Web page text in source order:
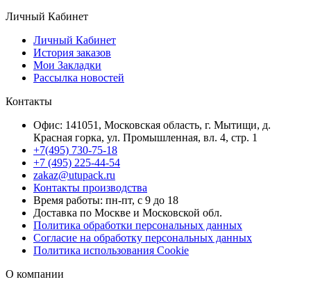
Личный Кабинет
Личный Кабинет
История заказов
Мои Закладки
Рассылка новостей
Контакты
Офис: 141051, Московская область, г. Мытищи, д.
Красная горка, ул. Промышленная, вл. 4, стр. 1
+7(495) 730-75-18
+7 (495) 225-44-54
zakaz@utupack.ru
Контакты производства
Время работы: пн-пт, с 9 до 18
Доставка по Москве и Московской обл.
Политика обработки персональных данных
Согласие на обработку персональных данных
Политика использования Cookie
О компании